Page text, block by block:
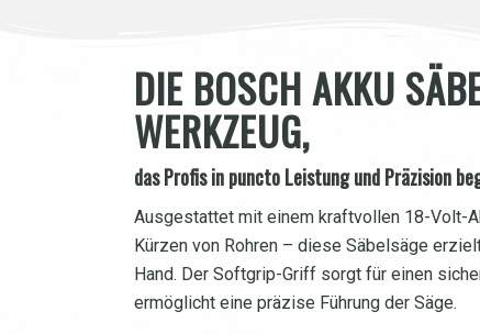
DIE BOSCH AKKU
WERKZEUG,
das Profis in puncto Leistung und Präzision
Ausgestattet mit einem kraftvollen 18-Volt-
Kürzen von Rohren – diese Säbelsäge
Hand. Der Softgrip-Griff sorgt für einen
ermöglicht eine präzise Führung der Säge.